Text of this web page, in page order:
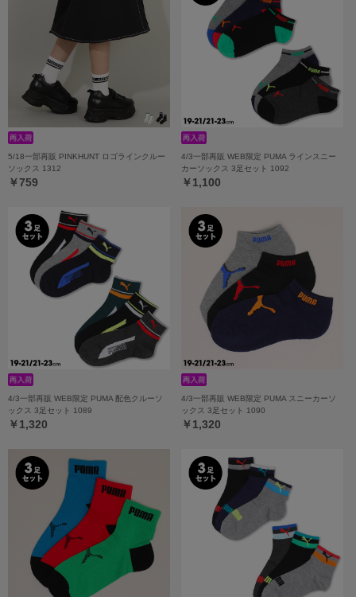
5/18一部再販 PINKHUNT ロゴラインクルー
ソックス 1312
￥759
4/3一部再販 WEB限定 PUMA ラインスニー
カーソックス 3足セット 1092
￥1,100
4/3一部再販 WEB限定 PUMA 配色クルーソ
ックス 3足セット 1089
￥1,320
4/3一部再販 WEB限定 PUMA スニーカーソ
ックス 3足セット 1090
￥1,320